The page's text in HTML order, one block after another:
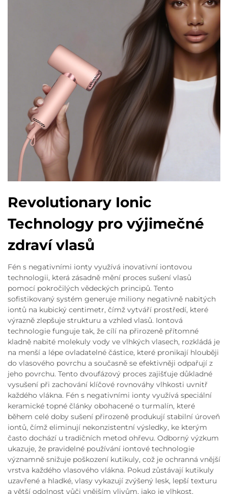
Revolutionary Ionic
Technology pro výjimečné
zdraví vlasů
Fén s negativními ionty využívá inovativní iontovou
technologii, která zásadně mění proces sušení vlasů
pomocí pokročilých vědeckých principů. Tento
sofistikovaný systém generuje miliony negativně nabitých
iontů na kubický centimetr, čímž vytváří prostředí, které
výrazně zlepšuje strukturu a vzhled vlasů. Iontová
technologie funguje tak, že cílí na přirozeně přítomné
kladně nabité molekuly vody ve vlhkých vlasech, rozkládá je
na menší a lépe ovladatelné částice, které pronikají hlouběji
do vlasového povrchu a současně se efektivněji odpařují z
jeho povrchu. Tento dvoufázový proces zajišťuje důkladné
vysušení při zachování klíčové rovnováhy vlhkosti uvnitř
každého vlákna. Fén s negativními ionty využívá speciální
keramické topné články obohacené o turmalín, které
během celé doby sušení přirozeně produkují stabilní úroveň
iontů, čímž eliminují nekonzistentní výsledky, ke kterým
často dochází u tradičních metod ohřevu. Odborný výzkum
ukazuje, že pravidelné používání iontové technologie
významně snižuje poškození kutikuly, což je ochranná vnější
vrstva každého vlasového vlákna. Pokud zůstávají kutikuly
uzavřené a hladké, vlasy vykazují zvýšený lesk, lepší texturu
a větší odolnost vůči vnějším vlivům, jako je vlhkost,